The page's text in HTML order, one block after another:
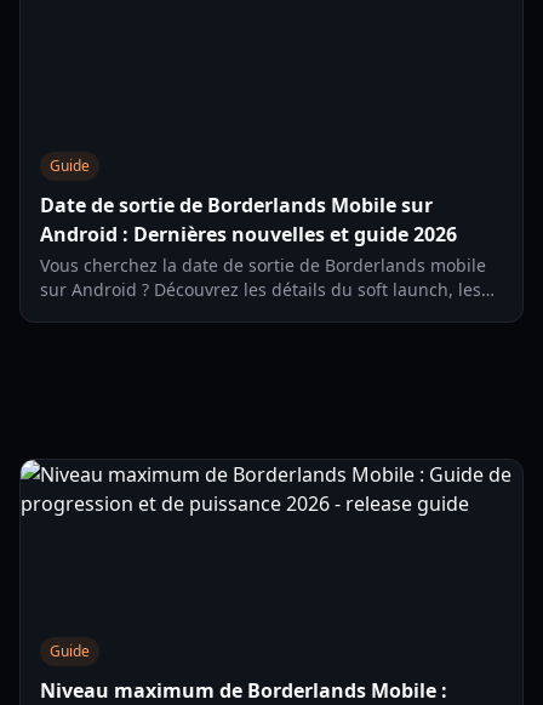
Guide
Date de sortie de Borderlands Mobile sur
Android : Dernières nouvelles et guide 2026
Vous cherchez la date de sortie de Borderlands mobile
sur Android ? Découvrez les détails du soft launch, les
Guide
Niveau maximum de Borderlands Mobile :